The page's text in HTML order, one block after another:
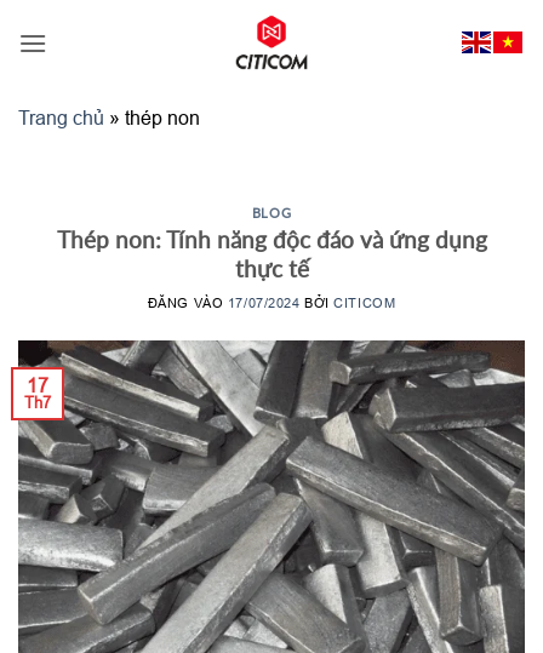
qua
Trang chủ » thép non
BLOG
Thép non: Tính năng độc đáo và ứng dụng
thực tế
ĐĂNG VÀO 17/07/2024 BỞICITICOM
17
Th7